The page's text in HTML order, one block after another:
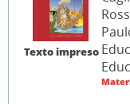
Texto impreso